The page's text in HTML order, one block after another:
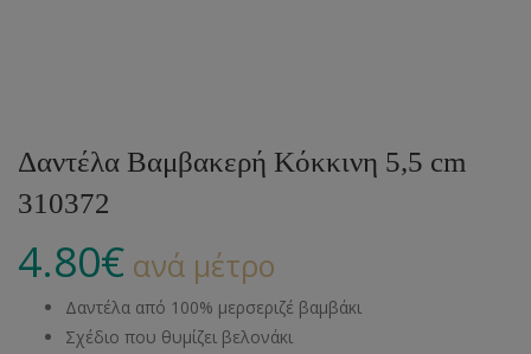
Δαντέλα Βαμβακερή Κόκκινη 5,5 cm
310372
4.80€ ανά μέτρο
Δαντέλα από 100% μερσεριζέ βαμβάκι
Σχέδιο που θυμίζει βελονάκι